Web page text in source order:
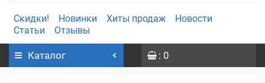
Скидки! Новинки Хиты продаж
Новости
Статьи
Отзывы
Каталог : 0